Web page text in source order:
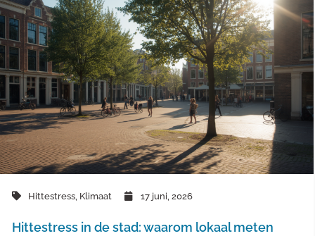
Hittestress, Klimaat 17 juni, 2026
Hittestress in de stad: waarom lokaal meten